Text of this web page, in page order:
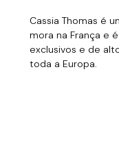
Cassia Thomas é
mora na França e
exclusivos e de
toda a Europa.